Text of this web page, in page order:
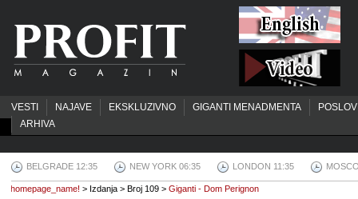
VESTI NAJAVE EKSKLUZIVNO GIGANTI MENADMENTA
ARHIVA
BELGRADE 12:35 NEW YORK 06:35 LONDON 11:35
homepage_name! > Izdanja > Broj 109 > Giganti - Dom Perignon